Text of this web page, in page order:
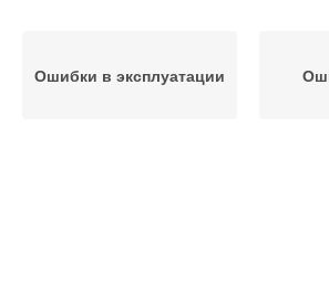
Ошибки в эксплуатации